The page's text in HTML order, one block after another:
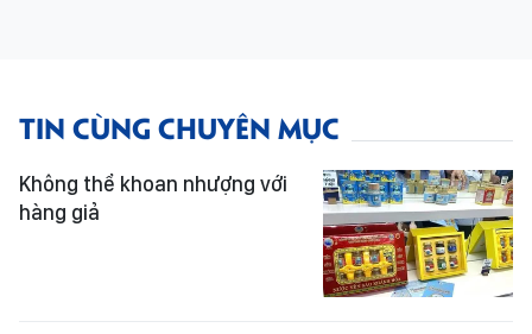
TIN CÙNG CHUYÊN MỤC
Không thể khoan nhượng với
hàng giả